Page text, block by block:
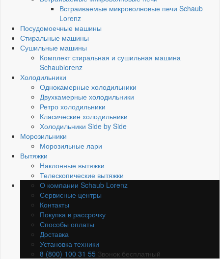
Встраиваемые микроволновые печи Schaub
Lorenz
Посудомоечные машины
Стиральные машины
Сушильные машины
Комплект стиральная и сушильная машина
Schaublorenz
Холодильники
Однокамерные холодильники
Двухкамерные холодильники
Ретро холодильники
Класические холодильники
Холодильники Side by Side
Морозильники
Морозильные лари
Вытяжки
Наклонные вытяжки
Телескопические вытяжки
О компании Schaub Lorenz
Сервисные центры
Контакты
Покупка в рассрочку
Способы оплаты
Доставка
Установка техники
8 (800) 100 31 55 Звонок бесплатный